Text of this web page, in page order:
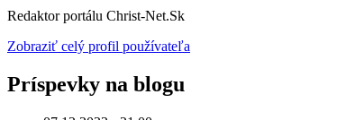
Redaktor portálu Christ-Net.Sk
Zobraziť celý profil používateľa
Príspevky na blogu